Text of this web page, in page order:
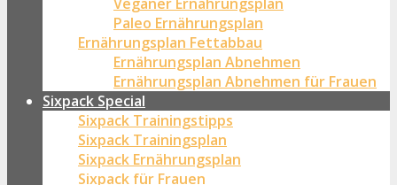
Paleo Ernährungsplan
Ernährungsplan Fettabbau
Ernährungsplan Abnehmen
Ernährungsplan Abnehmen für Frauen
Sixpack Special
Sixpack Trainingstipps
Sixpack Trainingsplan
Sixpack Ernährungsplan
Sixpack für Frauen